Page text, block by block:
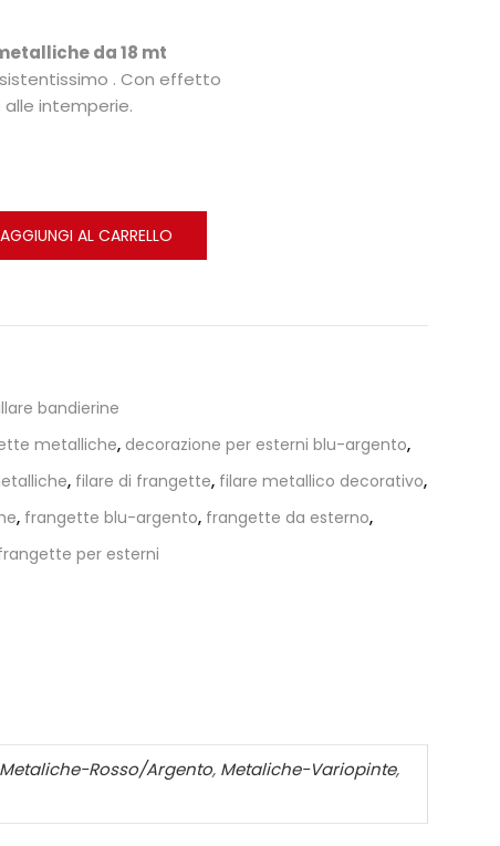
da 18 mt
. Con effetto
intemperie.
AGGIUNGI AL CARRELLO
bandierine
metalliche, decorazione per esterni blu-argento,
, filare di frangette, filare metallico decorativo,
, frangette blu-argento, frangette da esterno,
per esterni
Metaliche-Rosso/Argento, Metaliche-Variopinte,